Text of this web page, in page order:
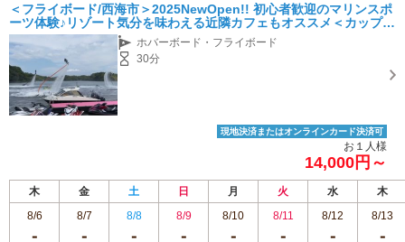
＜フライボード/西海市＞2025NewOpen!! 初心者歓迎のマリンスポ
ーツ体験♪リゾート気分を味わえる近隣カフェもオススメ＜カップル
にも人気＞
ホバーボード・フライボード
30分
現地決済またはオンラインカード決済可
お１人様
14,000円～
木 金 土 日 月 火 水
木
8/6
8/7 8/8 8/9 8/10 8/11 8/12 8/13